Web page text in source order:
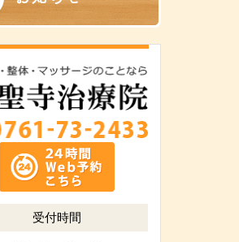
受付時間